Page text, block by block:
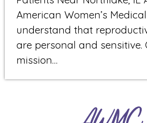
American Women’s
understand that
are personal and sensitive.
mission…